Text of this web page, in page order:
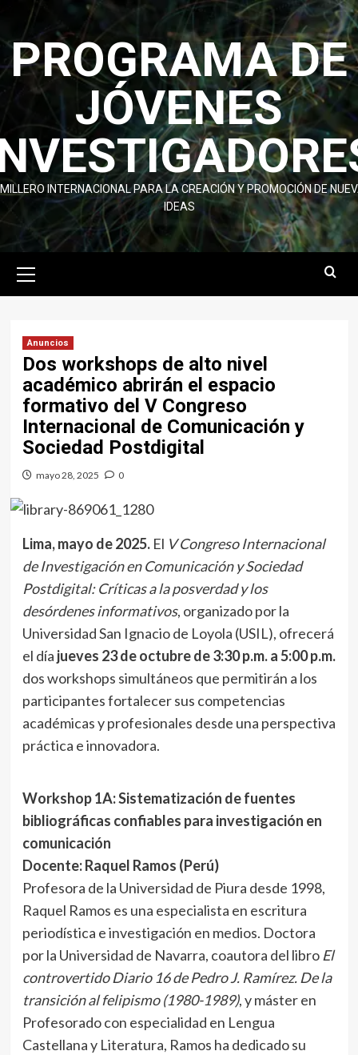
content
PROGRAMA DE
JÓVENES
INTERNACIONAL PARA LA CREACIÓN Y PROMOCIÓN DE
IDEAS
Menu
Anuncios
Dos workshops de alto nivel
académico abrirán el espacio
formativo del V Congreso
Internacional de Comunicación y
Sociedad Postdigital
mayo 28, 2025 0
Lima, mayo de 2025.El V Congreso Internacional
de Investigación en Comunicación y Sociedad
Postdigital: Críticas a la posverdad y los
desórdenes informativos, organizado por la
Universidad San Ignacio de Loyola (USIL), ofrecerá
el día jueves 23 de octubre de 3:30 p.m. a 5:00 p.m.
dos workshops simultáneos que permitirán a los
participantes fortalecer sus competencias
académicas y profesionales desde una perspectiva
práctica e innovadora.
Workshop 1A: Sistematización de fuentes
bibliográficas confiables para investigación en
comunicación
Docente: Raquel Ramos (Perú)
Profesora de la Universidad de Piura desde 1998,
Raquel Ramos es una especialista en escritura
periodística e investigación en medios. Doctora
por la Universidad de Navarra, coautora del libroEl
controvertido Diario 16 de Pedro J. Ramírez. De la
transición al felipismo (1980-1989), y máster en
Profesorado con especialidad en Lengua
Castellana y Literatura, Ramos ha dedicado su